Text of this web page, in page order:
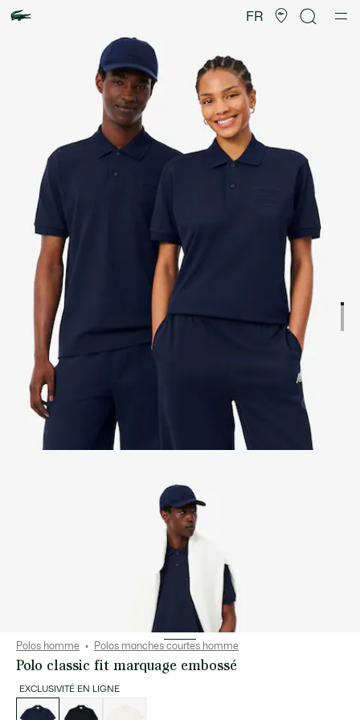
FR
d’images
produit
Polos homme Polos manches courtes homme
Polo classic fit marquage embossé
EXCLUSIVITÉ EN LIGNE
des
déclinaisons